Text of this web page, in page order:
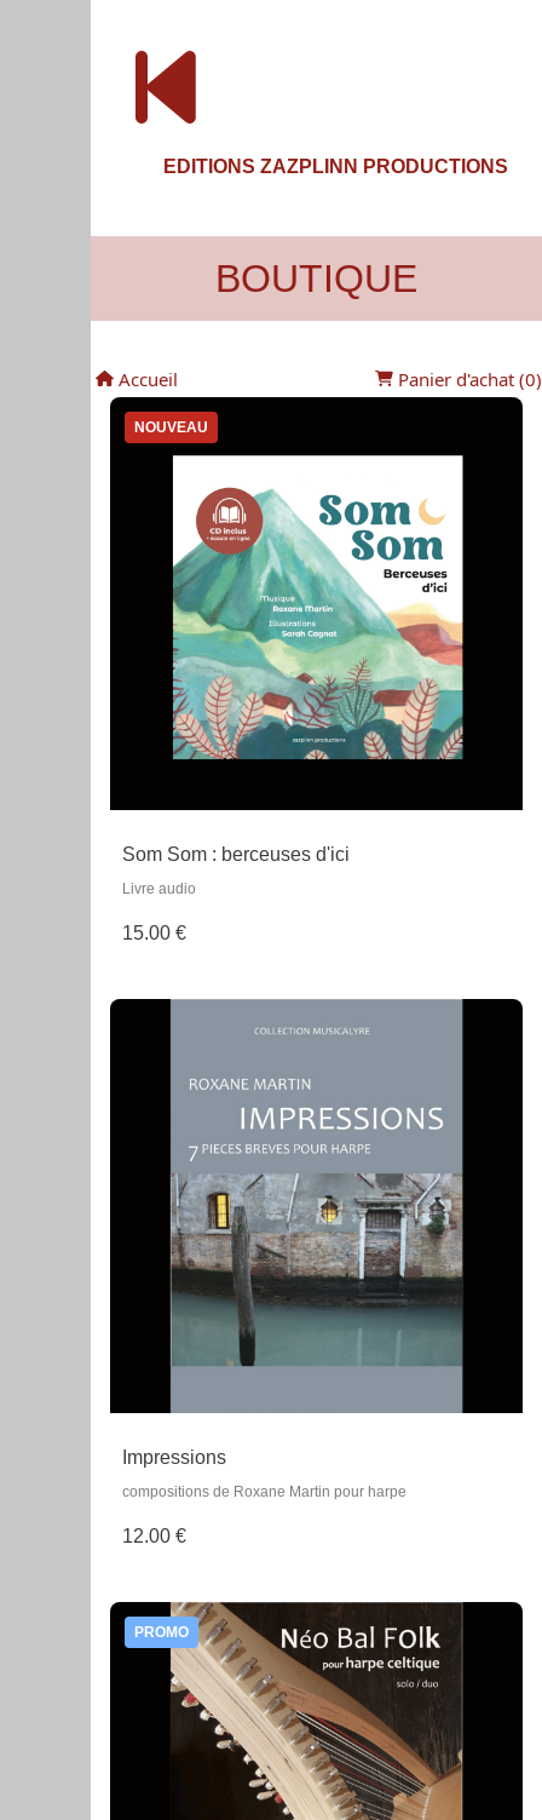
EDITIONS ZAZPLINN PRODUCTIONS
BOUTIQUE
Accueil Panier d'achat (0)
NOUVEAU
Som Som : berceuses d'ici
Livre audio
15.00 €
Impressions
compositions de Roxane Martin pour harpe
12.00 €
PROMO